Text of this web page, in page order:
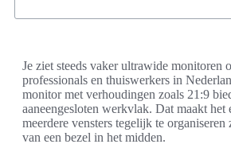
Je ziet steeds vaker ultrawide monitoren
professionals en thuiswerkers in
monitor met verhoudingen zoals 21:9
aaneengesloten werkvlak. Dat maakt het
meerdere vensters tegelijk te
van een bezel in het midden.